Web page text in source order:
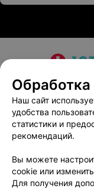
О проекте
Медицинский
Наш сайт
удобства
статистики и
рекомендаций.
Вы можете
cookie или
Для получения